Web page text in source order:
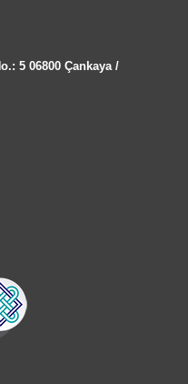
5 06800 Çankaya /